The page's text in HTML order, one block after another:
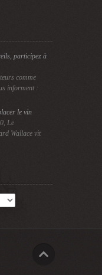
participez à
comme
informent :
le vin
Le
Wallace vit